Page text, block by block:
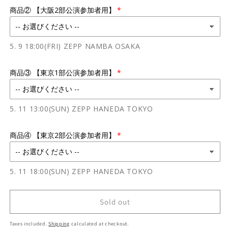
商品② 【大阪2部公演参加者用】
5. 9 18:00(FRI) ZEPP NAMBA OSAKA
商品③ 【東京1部公演参加者用】
5. 11 13:00(SUN) ZEPP HANEDA TOKYO
商品④ 【東京2部公演参加者用】
5. 11 18:00(SUN) ZEPP HANEDA TOKYO
Sold out
Taxes included.Shipping calculated at checkout.